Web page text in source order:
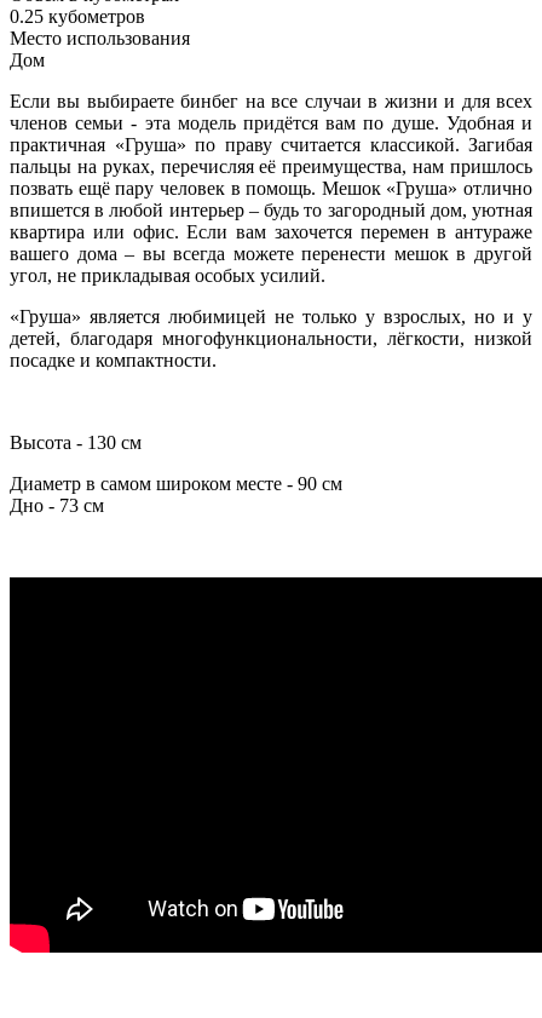
0.25 кубометров
Место использования
Дом
Если вы выбираете бинбег на все случаи в жизни и для всех
членов семьи - эта модель придётся вам по душе. Удобная и
практичная «Груша» по праву считается классикой. Загибая
пальцы на руках, перечисляя её преимущества, нам пришлось
позвать ещё пару человек в помощь. Мешок «Груша» отлично
впишется в любой интерьер – будь то загородный дом, уютная
квартира или офис. Если вам захочется перемен в антураже
вашего дома – вы всегда можете перенести мешок в другой
угол, не прикладывая особых усилий.
«Груша» является любимицей не только у взрослых, но и у
детей, благодаря многофункциональности, лёгкости, низкой
посадке и компактности.
Высота - 130 см
Диаметр в самом широком месте - 90 см
Дно - 73 см